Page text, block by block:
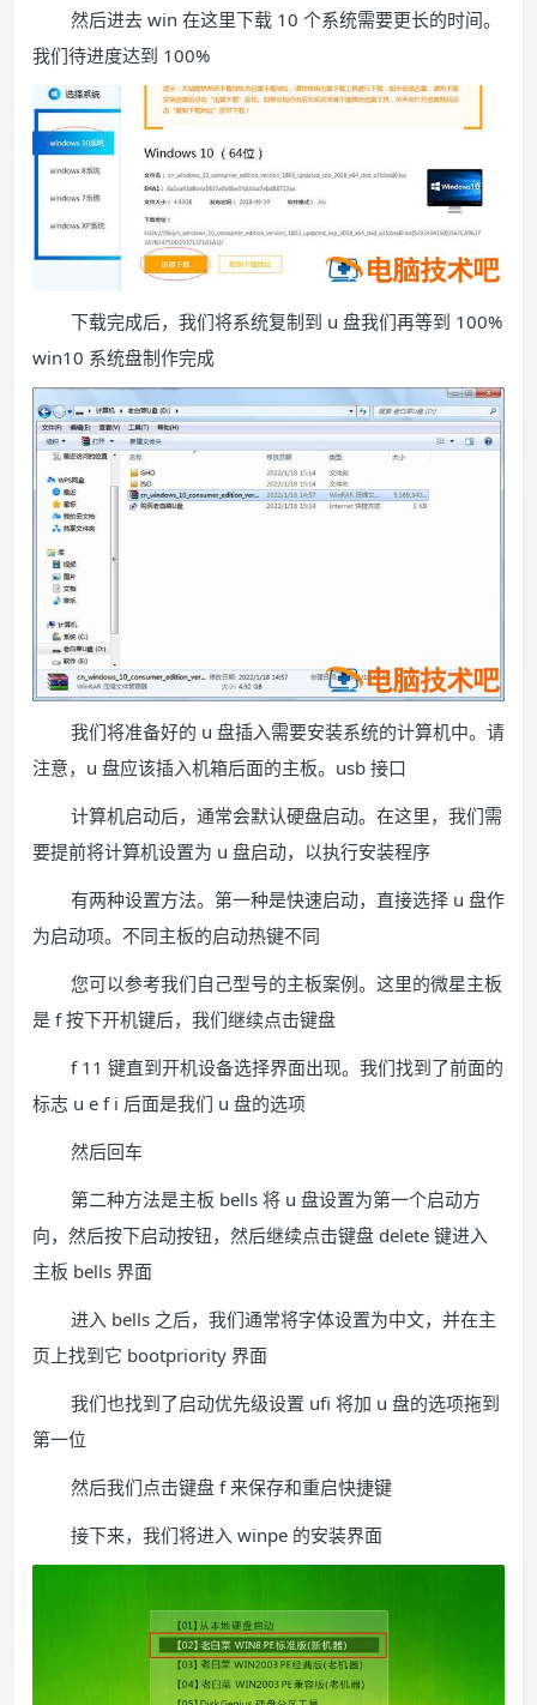
然后进去 win 在这里下载 10 个系统需要更长的时间。
我们待进度达到 100%
下载完成后，我们将系统复制到 u 盘我们再等到 100%
win10 系统盘制作完成
我们将准备好的 u 盘插入需要安装系统的计算机中。请
注意，u 盘应该插入机箱后面的主板。usb 接口
计算机启动后，通常会默认硬盘启动。在这里，我们需
要提前将计算机设置为 u 盘启动，以执行安装程序
有两种设置方法。第一种是快速启动，直接选择 u 盘作
为启动项。不同主板的启动热键不同
您可以参考我们自己型号的主板案例。这里的微星主板
是 f 按下开机键后，我们继续点击键盘
f 11 键直到开机设备选择界面出现。我们找到了前面的
标志 u e f i 后面是我们 u 盘的选项
然后回车
第二种方法是主板 bells 将 u 盘设置为第一个启动方
向，然后按下启动按钮，然后继续点击键盘 delete 键进入
主板 bells 界面
进入 bells 之后，我们通常将字体设置为中文，并在主
页上找到它 bootpriority 界面
我们也找到了启动优先级设置 ufi 将加 u 盘的选项拖到
第一位
然后我们点击键盘 f 来保存和重启快捷键
接下来，我们将进入 winpe 的安装界面